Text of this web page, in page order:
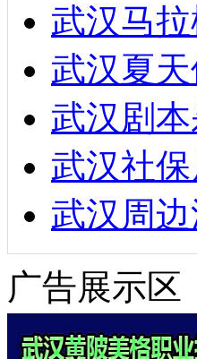
武汉马
武汉夏
武汉剧
武汉社
武汉周
广告展示区